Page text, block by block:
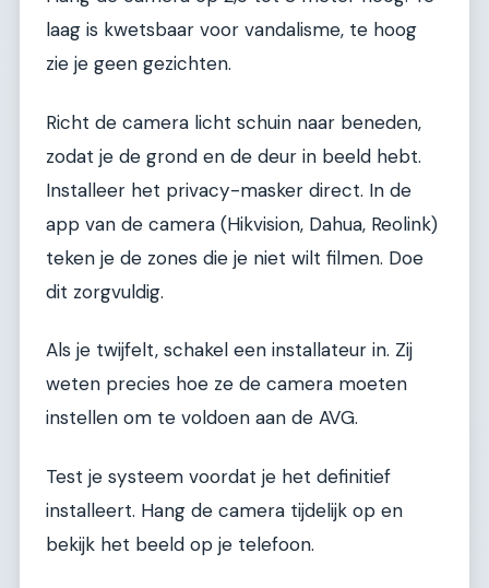
laag is kwetsbaar voor vandalisme, te hoog
zie je geen gezichten.
Richt de camera licht schuin naar beneden,
zodat je de grond en de deur in beeld hebt.
Installeer het privacy-masker direct. In de
app van de camera (Hikvision, Dahua, Reolink)
teken je de zones die je niet wilt filmen. Doe
dit zorgvuldig.
Als je twijfelt, schakel een installateur in. Zij
weten precies hoe ze de camera moeten
instellen om te voldoen aan de AVG.
Test je systeem voordat je het definitief
installeert. Hang de camera tijdelijk op en
bekijk het beeld op je telefoon.